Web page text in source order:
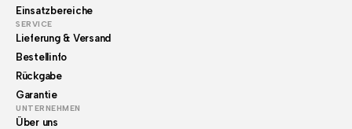
Einsatzbereiche
SERVICE
Lieferung & Versand
Bestellinfo
Rückgabe
Garantie
UNTERNEHMEN
Über uns